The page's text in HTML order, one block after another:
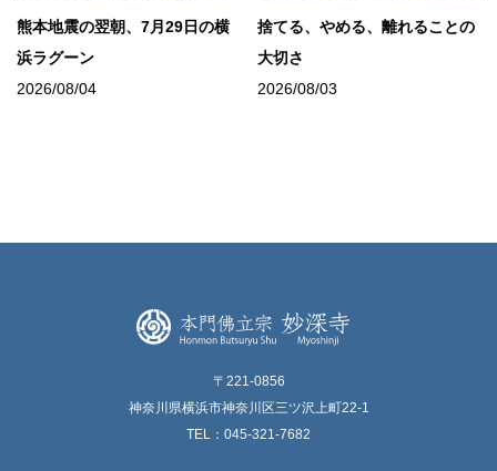
熊本地震の翌朝、7月29日の横
浜ラグーン
2026/08/04
捨てる、やめる、離れることの
大切さ
2026/08/03
〒221-0856
神奈川県横浜市神奈川区三ツ沢上町22-1
TEL：045-321-7682